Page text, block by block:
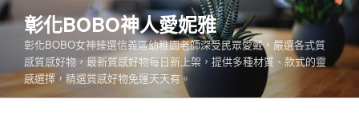
跳
至
內
彰化BOBO神人愛妮雅
彰化BOBO女神臻選信義區幼稚園老師深受民眾愛戴，嚴選各式質
感質感好物，最新質感好物每日新上架，提供多種材質、款式的靈
感選擇，精選質感好物免運天天有。